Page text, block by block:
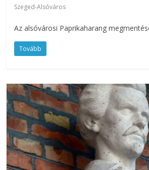
Szeged-Alsóváros
Az alsóvárosi Paprikaharang
Tovább